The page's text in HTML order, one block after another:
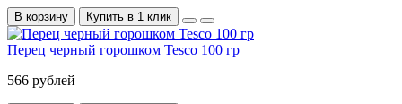
В корзину Купить в 1 клик
Перец черный горошком Tesco 100 гр
566 рублей